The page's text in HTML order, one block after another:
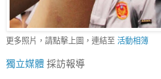
更多照片，請點擊上圖，連結至 活動相簿
獨立媒體 採訪報導